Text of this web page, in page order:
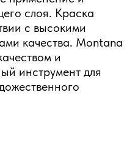
слоя. Краска
с высокими
качества. Montana
и
инструмент для